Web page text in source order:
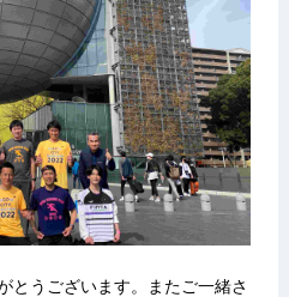
とうございます。またご一緒さ